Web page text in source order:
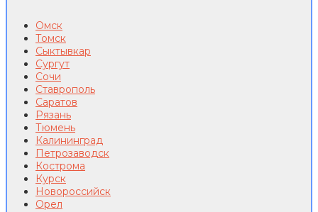
Омск
Томск
Сыктывкар
Сургут
Сочи
Ставрополь
Саратов
Рязань
Тюмень
Калининград
Петрозаводск
Кострома
Курск
Новороссийск
Орел